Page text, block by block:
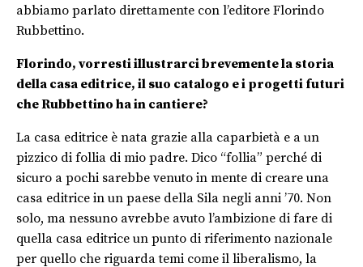
abbiamo parlato direttamente con l’editore Florindo
Rubbettino.
Florindo, vorresti illustrarci brevemente la storia
della casa editrice, il suo catalogo e i progetti futuri
che Rubbettino ha in cantiere?
La casa editrice è nata grazie alla caparbietà e a un
pizzico di follia di mio padre. Dico “follia” perché di
sicuro a pochi sarebbe venuto in mente di creare una
casa editrice in un paese della Sila negli anni ’70. Non
solo, ma nessuno avrebbe avuto l’ambizione di fare di
quella casa editrice un punto di riferimento nazionale
per quello che riguarda temi come il liberalismo, la